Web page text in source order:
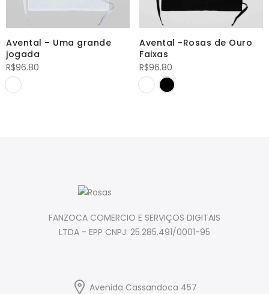
Avental – Uma grande
jogada
R$96.80
Avental -Rosas de Ouro
Faixas
R$96.80
FANZOCA COMERCIO E SERVIÇOS DIGITAIS
LTDA - EPP CNPJ: 25.285.491/0001-95
Avenida Cassandoca 457